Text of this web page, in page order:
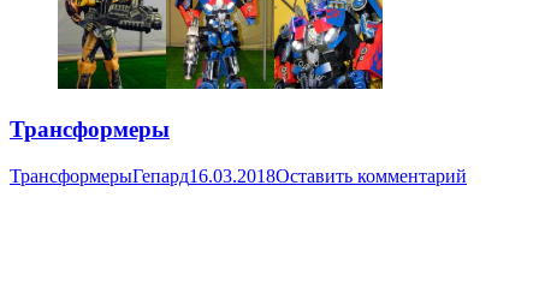
Трансформеры
ТрансформерыГепард16.03.2018Оставить комментарий